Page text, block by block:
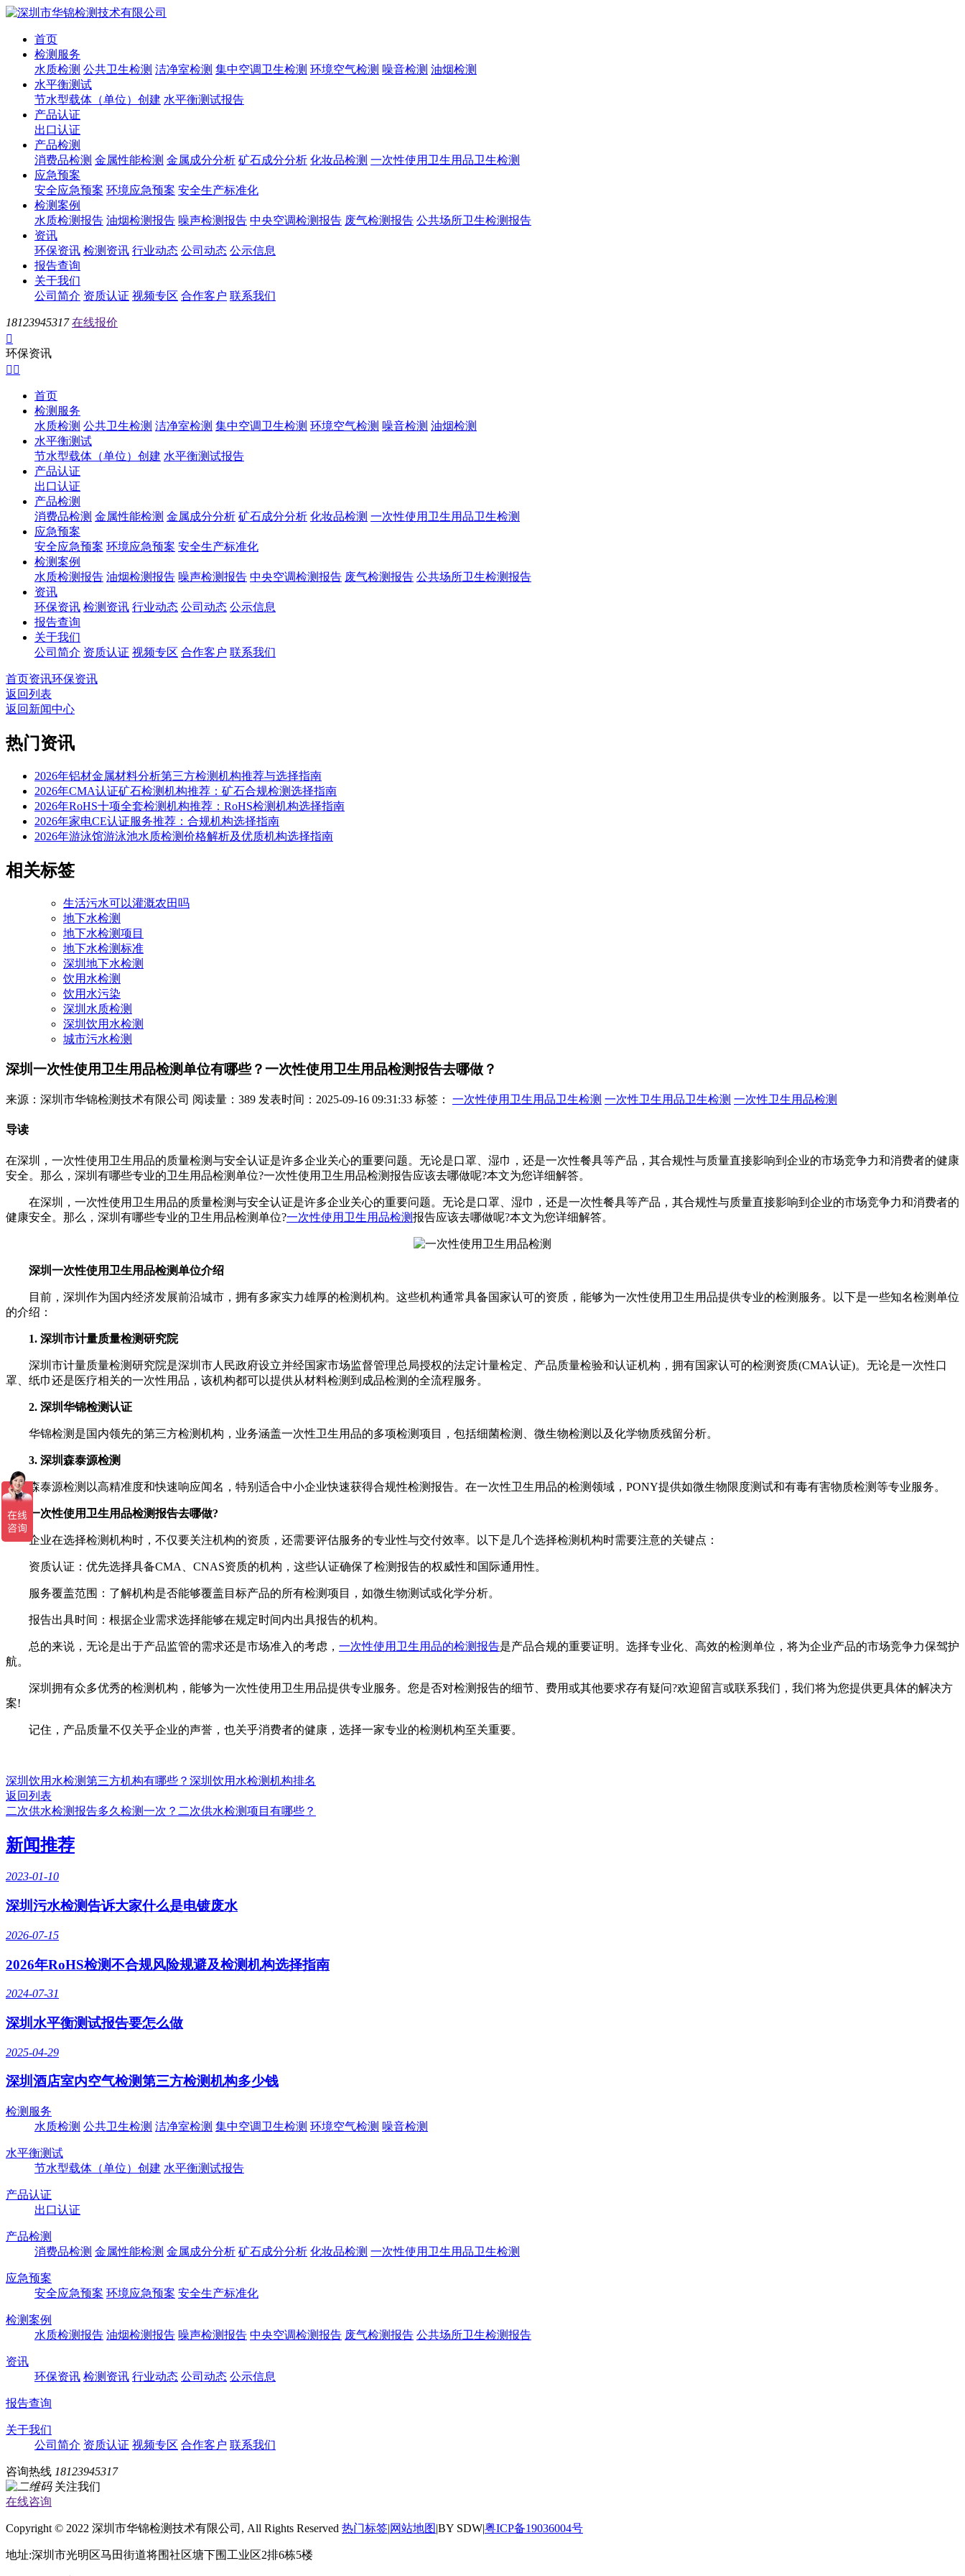
首页
检测服务
水质检测 公共卫生检测 洁净室检测 集中空调卫生检测 环境空气检测 噪音检测 油烟检测
水平衡测试
节水型载体（单位）创建 水平衡测试报告
产品认证
出口认证
产品检测
消费品检测 金属性能检测 金属成分分析 矿石成分分析 化妆品检测 一次性使用卫生用品卫生检测
应急预案
安全应急预案 环境应急预案 安全生产标准化
检测案例
水质检测报告 油烟检测报告 噪声检测报告 中央空调检测报告 废气检测报告 公共场所卫生检测报告
资讯
环保资讯 检测资讯 行业动态 公司动态 公示信息
报告查询
关于我们
公司简介 资质认证 视频专区 合作客户 联系我们
18123945317 在线报价

环保资讯
 
首页
检测服务
水质检测 公共卫生检测 洁净室检测 集中空调卫生检测 环境空气检测 噪音检测 油烟检测
水平衡测试
节水型载体（单位）创建 水平衡测试报告
产品认证
出口认证
产品检测
消费品检测 金属性能检测 金属成分分析 矿石成分分析 化妆品检测 一次性使用卫生用品卫生检测
应急预案
安全应急预案 环境应急预案 安全生产标准化
检测案例
水质检测报告 油烟检测报告 噪声检测报告 中央空调检测报告 废气检测报告 公共场所卫生检测报告
资讯
环保资讯 检测资讯 行业动态 公司动态 公示信息
报告查询
关于我们
公司简介 资质认证 视频专区 合作客户 联系我们
首页资讯环保资讯
返回列表
返回新闻中心
热门资讯
2026年铝材金属材料分析第三方检测机构推荐与选择指南
2026年CMA认证矿石检测机构推荐：矿石合规检测选择指南
2026年RoHS十项全套检测机构推荐：RoHS检测机构选择指南
2026年家电CE认证服务推荐：合规机构选择指南
2026年游泳馆游泳池水质检测价格解析及优质机构选择指南
相关标签
生活污水可以灌溉农田吗
地下水检测
地下水检测项目
地下水检测标准
深圳地下水检测
饮用水检测
饮用水污染
深圳水质检测
深圳饮用水检测
城市污水检测
深圳一次性使用卫生用品检测单位有哪些？一次性使用卫生用品检测报告去哪做？
来源：深圳市华锦检测技术有限公司 阅读量：389 发表时间：2025-09-16 09:31:33 标签： 一次性使用卫生用品卫生检测 一次性卫生用品卫生检测 一次性卫生用品检测
导读
在深圳，一次性使用卫生用品的质量检测与安全认证是许多企业关心的重要问题。无论是口罩、湿巾，还是一次性餐具等产品，其合规性与质量直接影响到企业的市场竞争力和消费者的健康
安全。那么，深圳有哪些专业的卫生用品检测单位?一次性使用卫生用品检测报告应该去哪做呢?本文为您详细解答。
在深圳，一次性使用卫生用品的质量检测与安全认证是许多企业关心的重要问题。无论是口罩、湿巾，还是一次性餐具等产品，其合规性与质量直接影响到企业的市场竞争力和消费者的
健康安全。那么，深圳有哪些专业的卫生用品检测单位?一次性使用卫生用品检测报告应该去哪做呢?本文为您详细解答。
深圳一次性使用卫生用品检测单位介绍
目前，深圳作为国内经济发展前沿城市，拥有多家实力雄厚的检测机构。这些机构通常具备国家认可的资质，能够为一次性使用卫生用品提供专业的检测服务。以下是一些知名检测单位
的介绍：
1. 深圳市计量质量检测研究院
深圳市计量质量检测研究院是深圳市人民政府设立并经国家市场监督管理总局授权的法定计量检定、产品质量检验和认证机构，拥有国家认可的检测资质(CMA认证)。无论是一次性口
罩、纸巾还是医疗相关的一次性用品，该机构都可以提供从材料检测到成品检测的全流程服务。
2. 深圳华锦检测认证
华锦检测是国内领先的第三方检测机构，业务涵盖一次性卫生用品的多项检测项目，包括细菌检测、微生物检测以及化学物质残留分析。
3. 深圳森泰源检测
森泰源检测以高精准度和快速响应闻名，特别适合中小企业快速获得合规性检测报告。在一次性卫生用品的检测领域，PONY提供如微生物限度测试和有毒有害物质检测等专业服务。
一次性使用卫生用品检测报告去哪做?
企业在选择检测机构时，不仅要关注机构的资质，还需要评估服务的专业性与交付效率。以下是几个选择检测机构时需要注意的关键点：
资质认证：优先选择具备CMA、CNAS资质的机构，这些认证确保了检测报告的权威性和国际通用性。
服务覆盖范围：了解机构是否能够覆盖目标产品的所有检测项目，如微生物测试或化学分析。
报告出具时间：根据企业需求选择能够在规定时间内出具报告的机构。
总的来说，无论是出于产品监管的需求还是市场准入的考虑， 一次性使用卫生用品的检测报告是产品合规的重要证明。选择专业化、高效的检测单位，将为企业产品的市场竞争力保驾护
航。
深圳拥有众多优秀的检测机构，能够为一次性使用卫生用品提供专业服务。您是否对检测报告的细节、费用或其他要求存有疑问?欢迎留言或联系我们，我们将为您提供更具体的解决方
案!
记住，产品质量不仅关乎企业的声誉，也关乎消费者的健康，选择一家专业的检测机构至关重要。
深圳饮用水检测第三方机构有哪些？深圳饮用水检测机构排名
返回列表
二次供水检测报告多久检测一次？二次供水检测项目有哪些？
新闻推荐
2023-01-10
深圳污水检测​告诉大家什么是电镀废水
2026-07-15
2026年RoHS检测不合规风险规避及检测机构选择指南
2024-07-31
深圳水平衡测试报告要怎么做
2025-04-29
深圳酒店室内空气检测第三方检测机构多少钱
检测服务
水质检测 公共卫生检测 洁净室检测 集中空调卫生检测 环境空气检测 噪音检测
水平衡测试
节水型载体（单位）创建 水平衡测试报告
产品认证
出口认证
产品检测
消费品检测 金属性能检测 金属成分分析 矿石成分分析 化妆品检测 一次性使用卫生用品卫生检测
应急预案
安全应急预案 环境应急预案 安全生产标准化
检测案例
水质检测报告 油烟检测报告 噪声检测报告 中央空调检测报告 废气检测报告 公共场所卫生检测报告
资讯
环保资讯 检测资讯 行业动态 公司动态 公示信息
报告查询
关于我们
公司简介 资质认证 视频专区 合作客户 联系我们
咨询热线 18123945317
关注我们
在线咨询
Copyright © 2022 深圳市华锦检测技术有限公司, All Rights Reserved 热门标签|网站地图|BY SDW|粤ICP备19036004号
地址:深圳市光明区马田街道将围社区塘下围工业区2排6栋5楼